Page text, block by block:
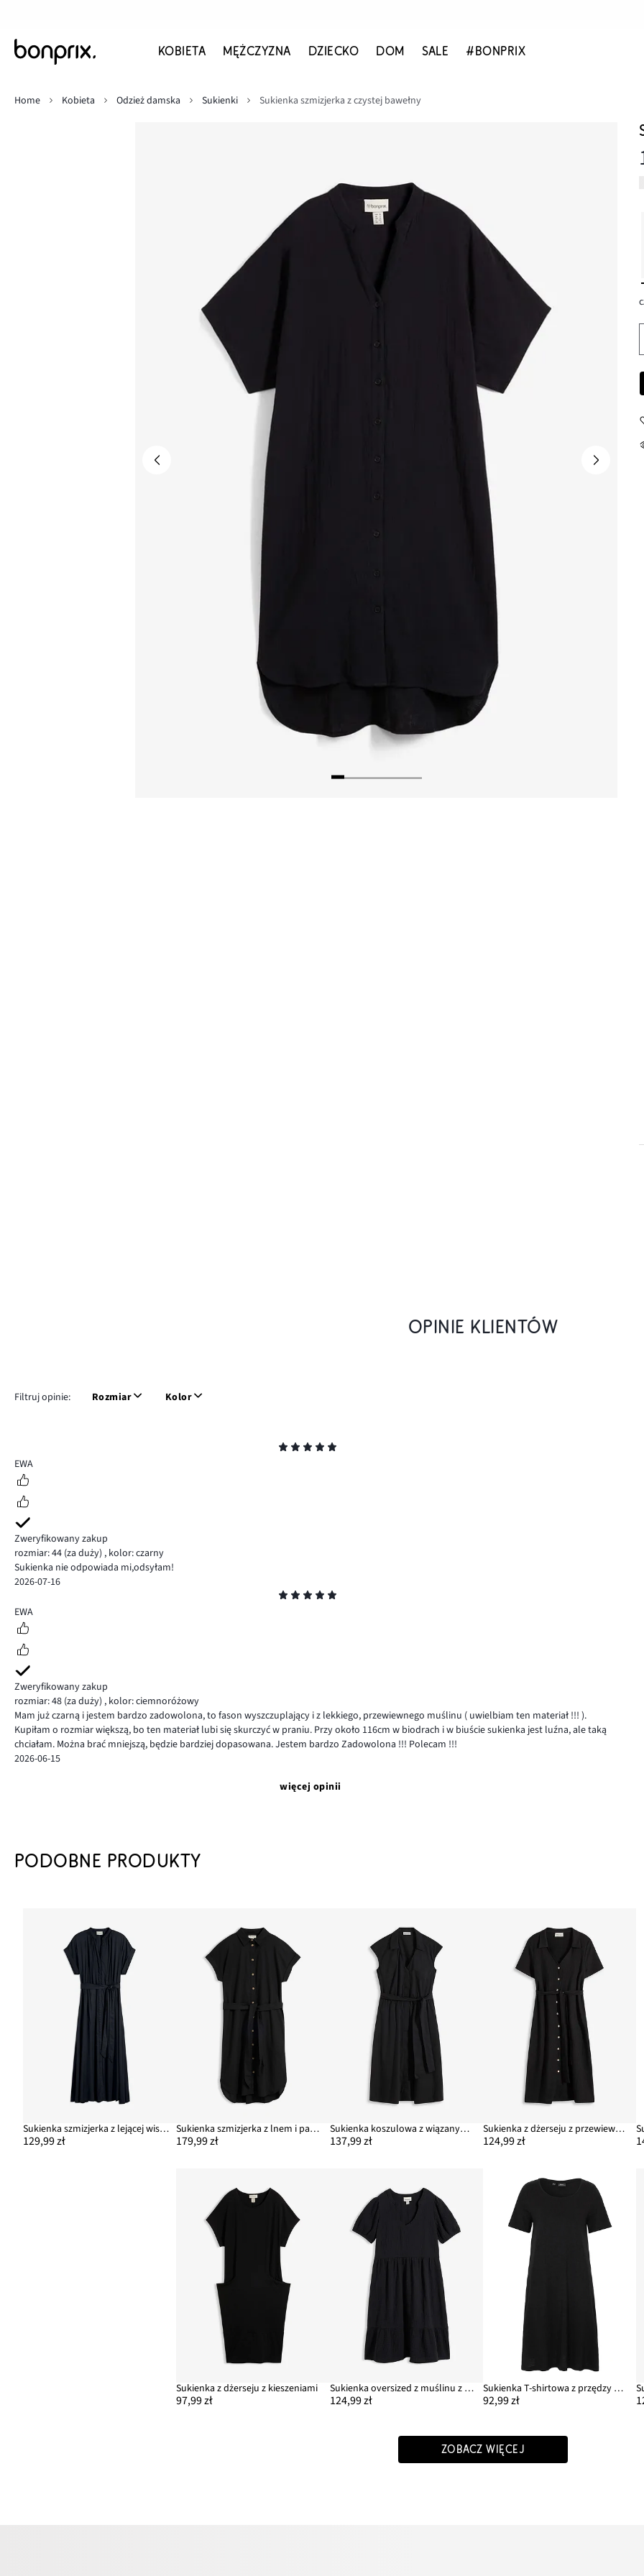
KOBIETA MĘŻCZYZNA DZIECKO DOM SALE #BONPRIX
Home
Kobieta Odzież damska Sukienki Sukienka szmizjerka z czystej bawełny
OPINIE KLIENTÓW
Filtruj opinie: Rozmiar Kolor
5
EWA
Zweryfikowany zakup
rozmiar: 44 (za duży) , kolor: czarny
Sukienka nie odpowiada mi,odsyłam!
2026-07-16
5
EWA
Zweryfikowany zakup
rozmiar: 48 (za duży) , kolor: ciemnoróżowy
Mam już czarną i jestem bardzo zadowolona, to fason wyszczuplający i z lekkiego, przewiewnego muślinu ( uwielbiam ten materiał !!! ).
Kupiłam o rozmiar większą, bo ten materiał lubi się skurczyć w praniu. Przy około 116cm w biodrach i w biuście sukienka jest luźna, ale taką
chciałam. Można brać mniejszą, będzie bardziej dopasowana. Jestem bardzo Zadowolona !!! Polecam !!!
2026-06-15
więcej opinii
PODOBNE PRODUKTY
Sukienka szmizjerka z lejącej wiskozy
129,99 zł
Sukienka szmizjerka z lnem i paskiem
179,99 zł
Sukienka koszulowa z wiązanym paskiem
137,99 zł
Sukienka z dżerseju z przewiewnej krepy
124,99 zł
Sukienka z dżerseju z kieszeniami
97,99 zł
Sukienka oversized z muślinu z bawełny
124,99 zł
Sukienka T-shirtowa z przędzy mieszankowej
92,99 zł
ZOBACZ WIĘCEJ